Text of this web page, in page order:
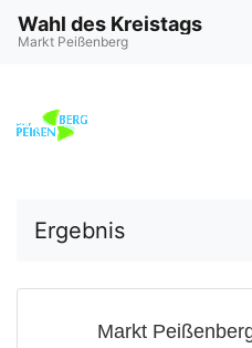
Wahl des Kreistags
Markt Peißenberg
Ergebnis
Markt